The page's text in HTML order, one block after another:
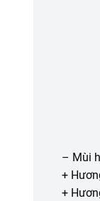
– Mùi
+
+